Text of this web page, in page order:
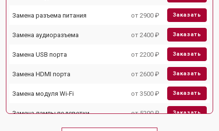
Замена разъема питания от 2900 ₽ Заказать
Замена аудиоразъема от 2400 ₽ Заказать
Замена USB порта от 2200 ₽ Заказать
Замена HDMI порта от 2600 ₽ Заказать
Замена модуля Wi-Fi от 3500 ₽ Заказать
Замена лампы подсветки от 5200 ₽ Заказать